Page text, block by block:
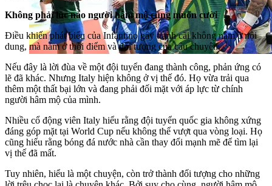
Không phải lúc nào người hâm mộ cũng muốn cười
Điều khiến phát biểu của Infantino gây tranh cãi không nằm ở nội
dung, mà nằm ở thời điểm và đối tượng của câu chuyện.
Nếu đây là lời đùa về một đội tuyển đang thành công, phản ứng có
lẽ đã khác. Nhưng Italy hiện không ở vị thế đó. Họ vừa trải qua
thêm một thất bại lớn và đang phải đối mặt với áp lực từ chính
người hâm mộ của mình.
Nhiều cổ động viên Italy hiểu rằng đội tuyển quốc gia không xứng
đáng góp mặt tại World Cup nếu không thể vượt qua vòng loại. Họ
cũng hiểu rằng bóng đá nước nhà cần thay đổi mạnh mẽ để tìm lại
vị thế đã mất.
Tuy nhiên, hiểu là một chuyện, còn trở thành đối tượng cho những